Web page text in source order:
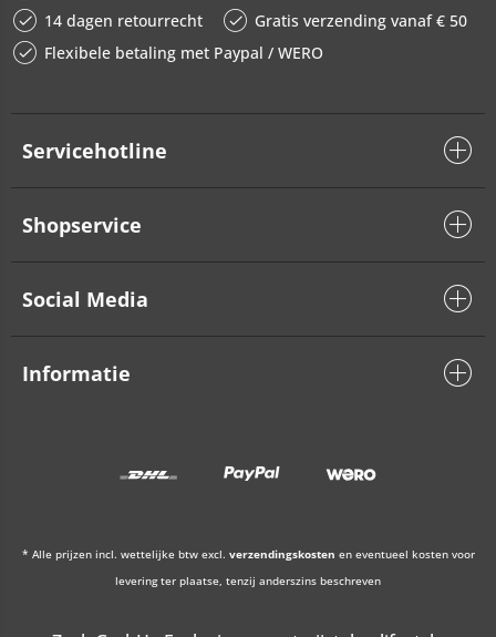
14 dagen retourrecht
Gratis verzending vanaf € 50
Flexibele betaling met Paypal / WERO
Servicehotline
Shopservice
Social Media
Informatie
* Alle prijzen incl. wettelijke btw excl. verzendingskosten en eventueel kosten voor
levering ter plaatse, tenzij anderszins beschreven